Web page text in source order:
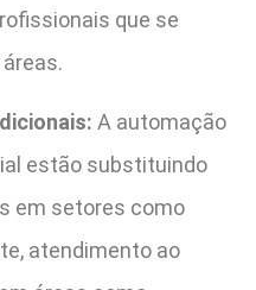
que se
A automação
estão substituindo
em setores como
atendimento ao